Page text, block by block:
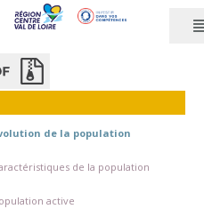
de la population
de la population
active